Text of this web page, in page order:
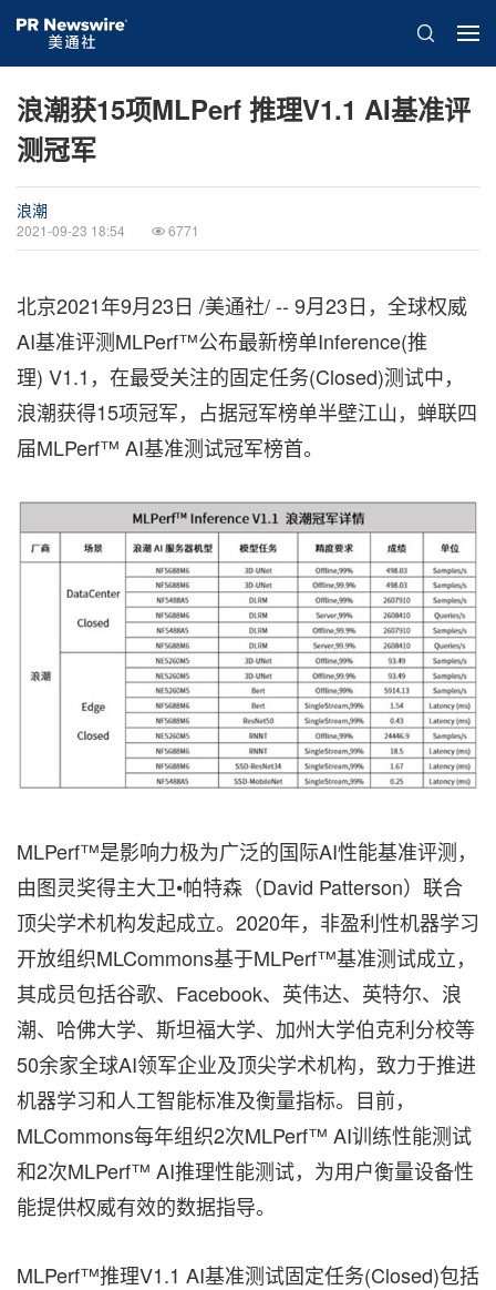
浪潮获15项MLPerf 推理V1.1 AI基准评
测冠军
浪潮
2021-09-23 18:54 6771
北京2021年9月23日 /美通社/ -- 9月23日，全球权威
AI基准评测MLPerf™公布最新榜单Inference(推
理) V1.1，在最受关注的固定任务(Closed)测试中，
浪潮获得15项冠军，占据冠军榜单半壁江山，蝉联四
届MLPerf™ AI基准测试冠军榜首。
MLPerf™是影响力极为广泛的国际AI性能基准评测，
由图灵奖得主大卫•帕特森（David Patterson）联合
顶尖学术机构发起成立。2020年，非盈利性机器学习
开放组织MLCommons基于MLPerf™基准测试成立，
其成员包括谷歌、Facebook、英伟达、英特尔、浪
潮、哈佛大学、斯坦福大学、加州大学伯克利分校等
50余家全球AI领军企业及顶尖学术机构，致力于推进
机器学习和人工智能标准及衡量指标。目前，
MLCommons每年组织2次MLPerf™ AI训练性能测试
和2次MLPerf™ AI推理性能测试，为用户衡量设备性
能提供权威有效的数据指导。
MLPerf™推理V1.1 AI基准测试固定任务(Closed)包括